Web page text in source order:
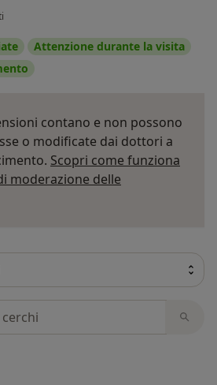
Attenzione durante la visita
contano e non possono
o modificate dai dottori a
Scopri come funziona
moderazione delle